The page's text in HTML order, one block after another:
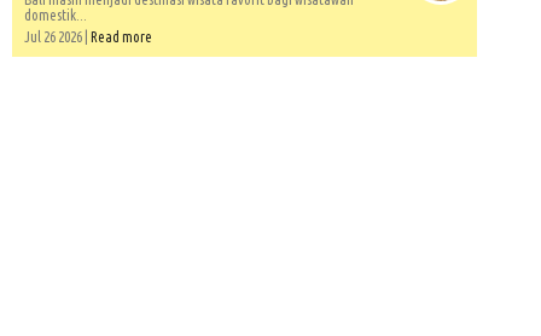
domestik...
Jul 26 2026 | Read more